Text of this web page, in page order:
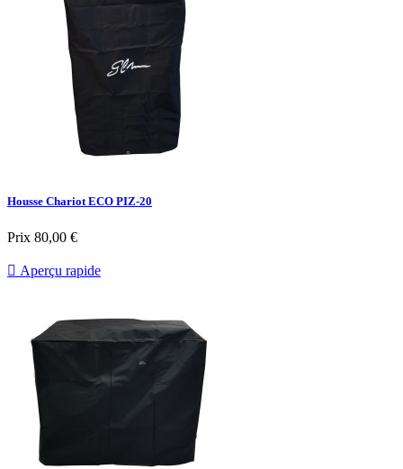
Housse Chariot ECO PIZ-20
Prix 80,00 €
 Aperçu rapide